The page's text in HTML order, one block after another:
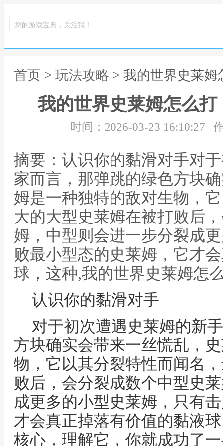
您的游戏宝典，关注我！
首页 > 玩法攻略 > 我的世界史莱
我的世界史莱姆怎么
时间：2026-03-23 16:10:27
摘要：认识你的黏滑对手对
家而言，那弹跳的绿色方块
姆是一种独特的敌对生物，
大的大型史莱姆在被打败后
姆，中型则会进一步分裂成
败最小型态的史莱姆，它才
球，这种,我的世界史莱姆怎
认识你的黏滑对手
对于初次遭遇史莱姆的新
方块确实会带来一丝慌乱，
物，它以其分裂特性而闻名
败后，会分裂成数个中型史
成更多的小型史莱姆，只有
才会真正掉落有价值的黏液
核心，理解它，你就成功了